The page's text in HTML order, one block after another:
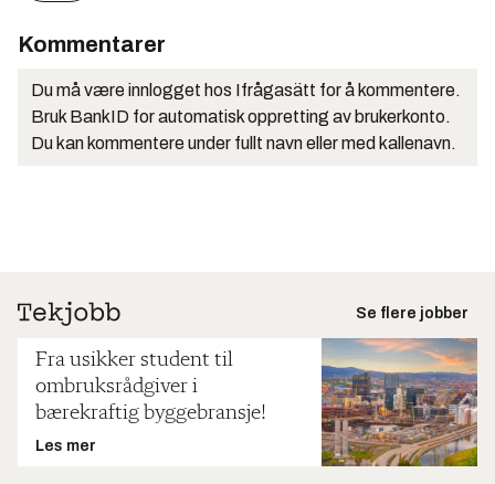
Kommentarer
Du må være innlogget hos Ifrågasätt for å kommentere.
Bruk BankID for automatisk oppretting av brukerkonto.
Du kan kommentere under fullt navn eller med kallenavn.
Se flere jobber
Fra usikker student til
ombruksrådgiver i
bærekraftig byggebransje!
Les mer